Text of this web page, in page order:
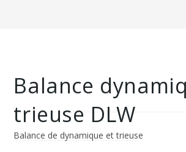
Balance
trieuse DLW
Balance de dynamique et trieuse